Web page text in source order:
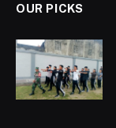
OUR PICKS